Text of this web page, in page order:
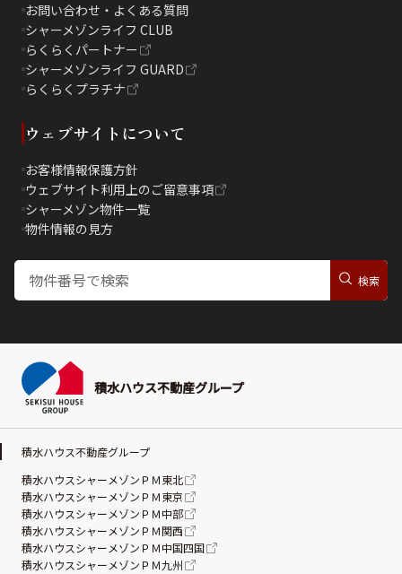
お問い合わせ・よくある質問
シャーメゾンライフ CLUB
らくらくパートナー
シャーメゾンライフ GUARD
らくらくプラチナ
ウェブサイトについて
お客様情報保護方針
ウェブサイト利用上のご留意事項
シャーメゾン物件一覧
物件情報の見方
積水ハウス不動産グループ
積水ハウス不動産グループ
積水ハウスシャーメゾンＰＭ東北
積水ハウスシャーメゾンＰＭ東京
積水ハウスシャーメゾンＰＭ中部
積水ハウスシャーメゾンＰＭ関西
積水ハウスシャーメゾンＰＭ中国四国
積水ハウスシャーメゾンＰＭ九州